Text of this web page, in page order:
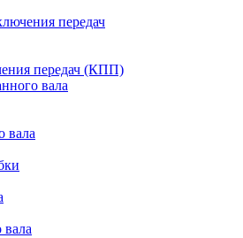
передач
передач (КПП)
вала
вала